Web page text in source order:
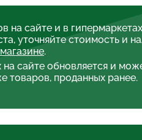
на сайте и в
уточняйте стоимость и
.
сайте обновляется и
товаров, проданных ранее.